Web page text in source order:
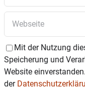
Mit der Nutzung
Speicherung und
Website
der